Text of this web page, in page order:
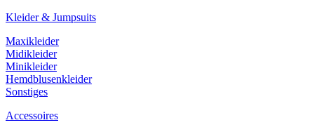
Kleider & Jumpsuits
Maxikleider
Midikleider
Minikleider
Hemdblusenkleider
Sonstiges
Accessoires